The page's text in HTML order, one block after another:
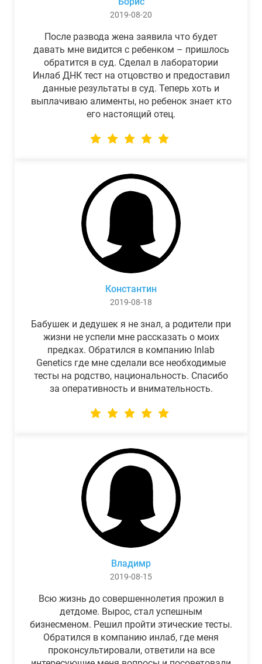
2019-08-20
После развода жена заявила что будет
давать мне видится с ребенком – пришлось
обратится в суд. Сделал в лаборатории
Инлаб ДНК тест на отцовство и предоставил
данные результаты в суд. Теперь хоть и
выплачиваю алименты, но ребенок знает кто
его настоящий отец.
Константин
2019-08-18
Бабушек и дедушек я не знал, а родители при
жизни не успели мне рассказать о моих
предках. Обратился в компанию Inlab
Genetics где мне сделали все необходимые
тесты на родство, национальность. Спасибо
за оперативность и внимательность.
Владимр
2019-08-15
Всю жизнь до совершеннолетия прожил в
детдоме. Вырос, стал успешным
бизнесменом. Решил пройти этические тесты.
Обратился в компанию инлаб, где меня
проконсультировали, ответили на все